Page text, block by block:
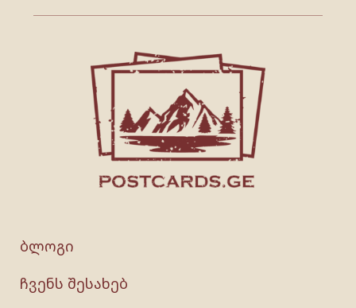
ბლოგი
ჩვენს შესახებ